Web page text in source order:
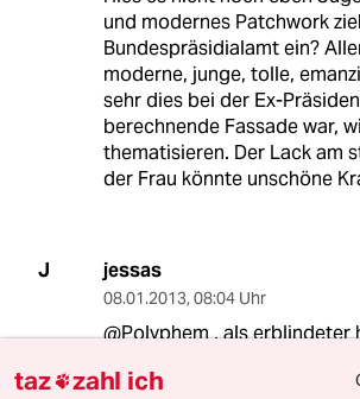
und modernes Patchwork
Bundespräsidialamt ein?
moderne, junge, tolle,
sehr dies bei der Ex-
berechnende Fassade war,
thematisieren. Der Lack am
der Frau könnte unschöne
J jessas
08.01.2013, 08:04 Uhr
@Polyphem , als erblindeter
aspirierender Narziss , sich
Narzisse verbreitend zu
taz zahl ich